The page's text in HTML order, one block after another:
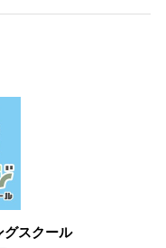
グスクール